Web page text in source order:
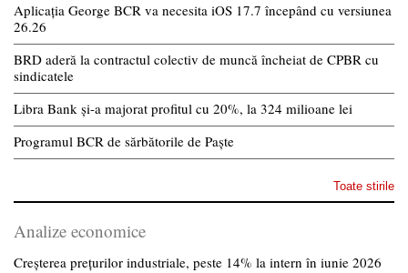
Aplicația George BCR va necesita iOS 17.7 începând cu versiunea
26.26
BRD aderă la contractul colectiv de muncă încheiat de CPBR cu
sindicatele
Libra Bank și-a majorat profitul cu 20%, la 324 milioane lei
Programul BCR de sărbătorile de Paște
Toate stirile
Analize economice
Creșterea prețurilor industriale, peste 14% la intern în iunie 2026